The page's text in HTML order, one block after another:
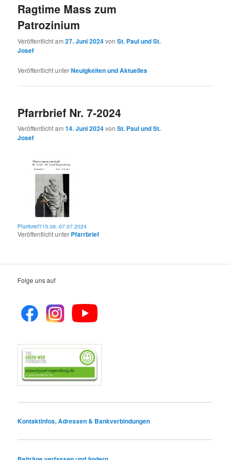
Ragtime Mass zum
Patrozinium
Veröffentlicht am27. Juni 2024vonSt. Paul und St.
Josef
Veröffentlicht unterNeuigkeiten und Aktuelles
Pfarrbrief Nr. 7-2024
Veröffentlicht am14. Juni 2024vonSt. Paul und St.
Josef
Pfarrbrief715.06.-07.07.2024
Veröffentlicht unter Pfarrbrief
Folge uns auf
Kontaktinfos, Adressen & Bankverbindungen